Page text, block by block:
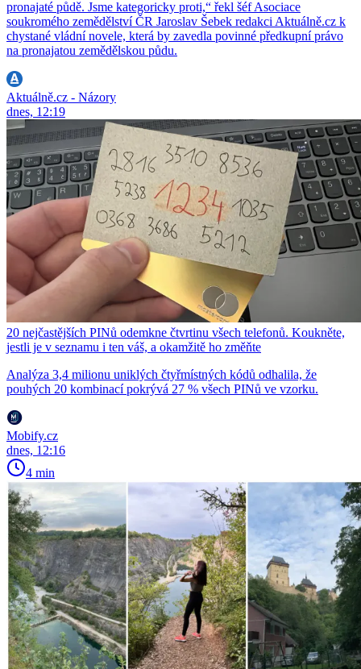
pronajaté půdě. Jsme kategoricky proti,“ řekl šéf Asociace
soukromého zemědělství ČR Jaroslav Šebek redakci Aktuálně.cz k
chystané vládní novele, která by zavedla povinné předkupní právo
na pronajatou zemědělskou půdu.
Aktuálně.cz - Názory
dnes, 12:19
20 nejčastějších PINů odemkne čtvrtinu všech telefonů. Koukněte,
jestli je v seznamu i ten váš, a okamžitě ho změňte
Analýza 3,4 milionu uniklých čtyřmístných kódů odhalila, že
pouhých 20 kombinací pokrývá 27 % všech PINů ve vzorku.
Mobify.cz
dnes, 12:16
4 min